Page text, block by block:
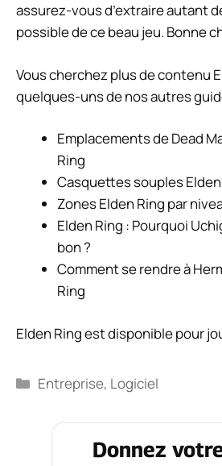
assurez-vous d’extraire autant
possible de ce beau jeu. Bonne
Vous cherchez plus de contenu
quelques-uns de nos autres
Emplacements de Dead
Ring
Casquettes souples
Zones Elden Ring par
Elden Ring : Pourquoi
bon ?
Comment se rendre à
Ring
Elden Ring est disponible pour
Catégories
Entreprise, Logiciel
Donnez